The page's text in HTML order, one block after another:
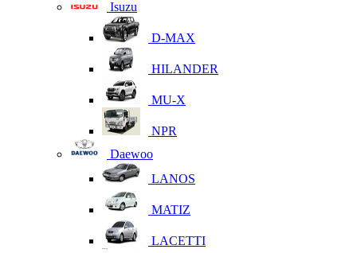
Isuzu
D-MAX
HILANDER
MU-X
NPR
Daewoo
LANOS
MATIZ
LACETTI